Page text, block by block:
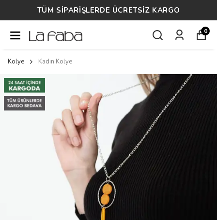
14 GÜN ÜCRETSİZ İADE
0
Kolye Kadın Kolye